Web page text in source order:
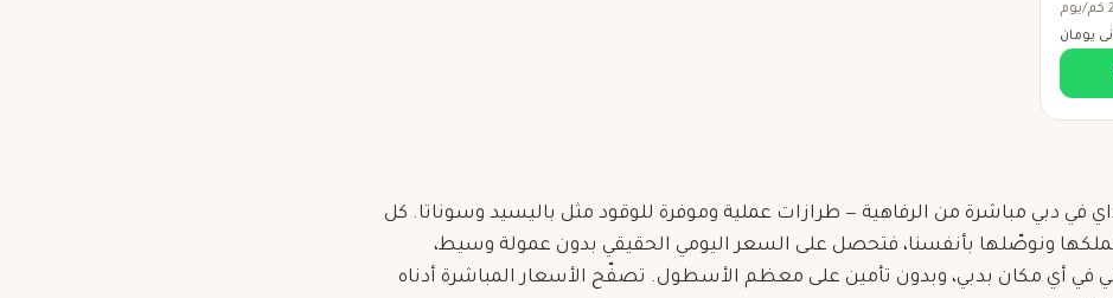
يومان
في دبي مباشرة من الرفاهية — طرازات عملية وموفرة للوقود مثل باليسيد وسوناتا. كل
ونوصّلها بأنفسنا، فتحصل على السعر اليومي الحقيقي بدون عمولة وسيط،
في أي مكان بدبي، وبدون تأمين على معظم الأسطول. تصفّح الأسعار المباشرة أدناه